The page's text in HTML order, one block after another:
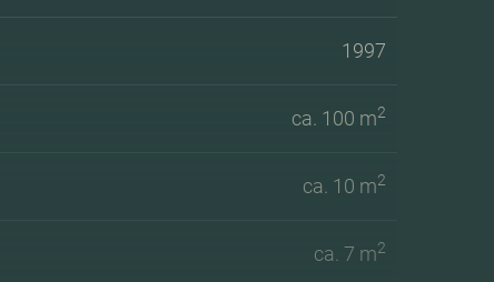
1997
ca. 100 m2
ca. 10 m2
ca. 7 m2